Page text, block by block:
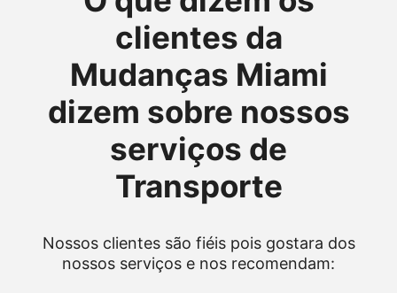
clientes da
Mudanças Miami
dizem sobre nossos
serviços de
Transporte
Nossos clientes são fiéis pois gostara dos
nossos serviços e nos recomendam: